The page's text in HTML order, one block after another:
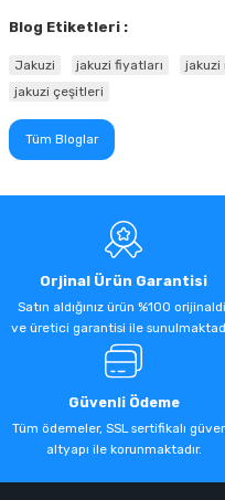
Blog Etiketleri :
Jakuzi jakuzi fiyatları jakuzi
jakuzi çeşitleri
Tüm Bloglar
Orjinal Ürün Garantisi
Satın aldığınız ürün %100
ve üretici garantisi ile
Güvenli Ödeme
Tüm ödemeler, SSL sertifikalı
altyapı ile korunmaktadır.